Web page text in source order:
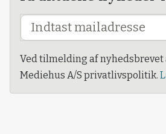
Ved tilmelding af nyhedsbrevet
Mediehus A/S privatlivspolitik.